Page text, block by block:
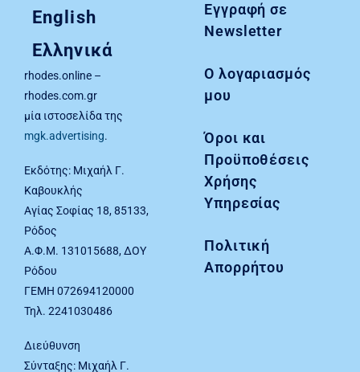
English
Ελληνικά
rhodes.online –
rhodes.com.gr
μία ιστοσελίδα της
mgk.advertising.
Εκδότης: Μιχαήλ Γ.
Καβουκλής
Αγίας Σοφίας 18, 85133,
Ρόδος
Α.Φ.Μ. 131015688, ΔΟΥ
Ρόδου
ΓΕΜΗ 072694120000
Τηλ. 2241030486
Διεύθυνση
Σύνταξης: Μιχαήλ Γ.
Εγγραφή σε
Newsletter
Ο λογαριασμός
μου
Όροι και
Προϋποθέσεις
Χρήσης
Υπηρεσίας
Πολιτική
Απορρήτου